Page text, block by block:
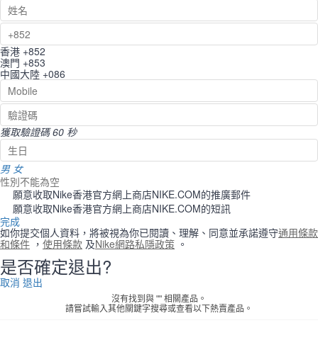
香港 +852
澳門 +853
中國大陸 +086
獲取驗證碼 60 秒
男 女
性別不能為空
願意收取Nike香港官方網上商店NIKE.COM的推廣郵件
願意收取Nike香港官方網上商店NIKE.COM的短訊
完成
如你提交個人資料，將被視為你已閱讀、理解、同意並承諾遵守通用條款
和條件 ， 使用條款 及Nike網路私隱政策 。
是否確定退出?
取消 退出
沒有找到與 "" 相關產品。
請嘗試輸入其他關鍵字搜尋或查看以下熱賣產品。